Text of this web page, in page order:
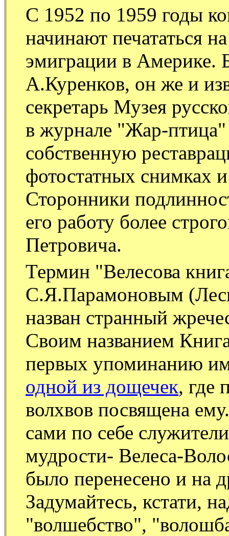
С 1952 по 1959 годы
начинают печататься
эмиграции в Америке.
А.Куренков, он же и
секретарь Музея
в журнале "Жар-птица"
собственную
фотостатных снимках
Сторонники
его работу более
Петровича.
Термин "Велесова
С.Я.Парамоновым
назван странный
Своим названием
первых упоминанию
одной из дощечек, где
волхвов посвящена
сами по себе
мудрости- Велеса-
было перенесено и на
Задумайтесь, кстати,
"волшебство",